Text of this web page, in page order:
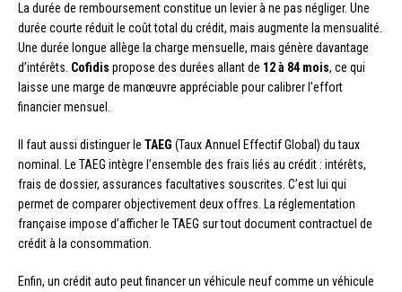
La durée de remboursement constitue un levier à ne pas négliger. Une
durée courte réduit le coût total du crédit, mais augmente la mensualité.
Une durée longue allège la charge mensuelle, mais génère davantage
d’intérêts. Cofidis propose des durées allant de 12 à 84 mois, ce qui
laisse une marge de manœuvre appréciable pour calibrer l’effort
financier mensuel.
Il faut aussi distinguer le TAEG (Taux Annuel Effectif Global) du taux
nominal. Le TAEG intègre l’ensemble des frais liés au crédit : intérêts,
frais de dossier, assurances facultatives souscrites. C’est lui qui
permet de comparer objectivement deux offres. La réglementation
française impose d’afficher le TAEG sur tout document contractuel de
crédit à la consommation.
Enfin, un crédit auto peut financer un véhicule neuf comme un véhicule